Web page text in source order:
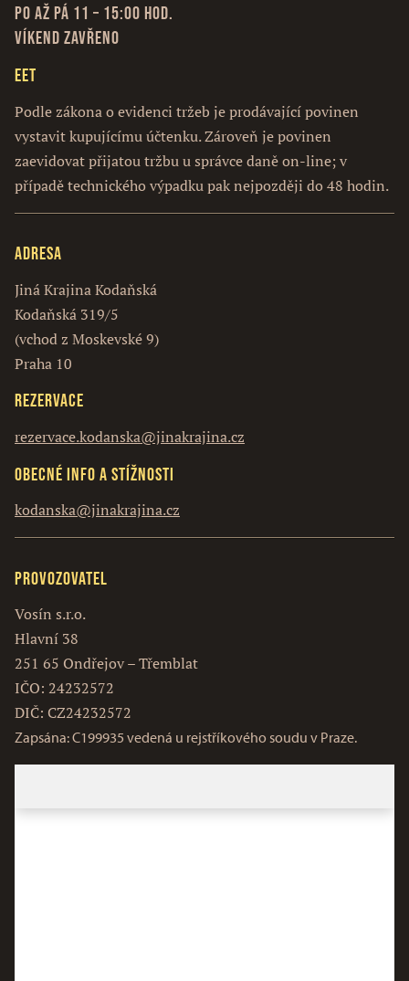
Po až Pá 11 – 15:00 hod.
Víkend zavřeno
EET
Podle zákona o evidenci tržeb je prodávající povinen
vystavit kupujícímu účtenku. Zároveň je povinen
zaevidovat přijatou tržbu u správce daně on-line; v
případě technického výpadku pak nejpozději do 48 hodin.
Adresa
Jiná Krajina Kodaňská
Kodaňská 319/5
(vchod z Moskevské 9)
Praha 10
Rezervace
rezervace.kodanska@jinakrajina.cz
Obecné info a stížnosti
kodanska@jinakrajina.cz
Provozovatel
Vosín s.r.o.
Hlavní 38
251 65 Ondřejov – Třemblat
IČO: 24232572
DIČ: CZ24232572
Zapsána: C199935 vedená u rejstříkového soudu v Praze.